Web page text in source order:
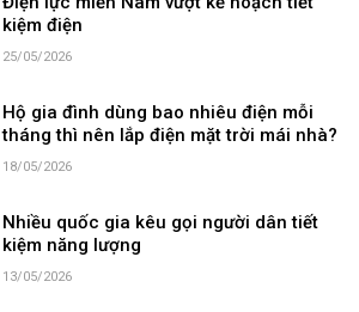
kiệm điện
25/05/2026
Hộ gia đình dùng bao nhiêu điện mỗi
tháng thì nên lắp điện mặt trời mái nhà?
18/05/2026
Nhiều quốc gia kêu gọi người dân tiết
kiệm năng lượng
13/05/2026